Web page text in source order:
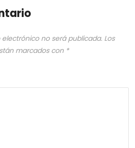
no será publicada. Los
marcados con *